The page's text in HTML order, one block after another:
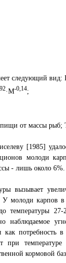
следующий вид:
·М-0,14;
от массы
[1985]
молоди
- лишь около 6%.
вызывает
У молоди карпов
до
наблюдаемое
потребность
при
кормовой